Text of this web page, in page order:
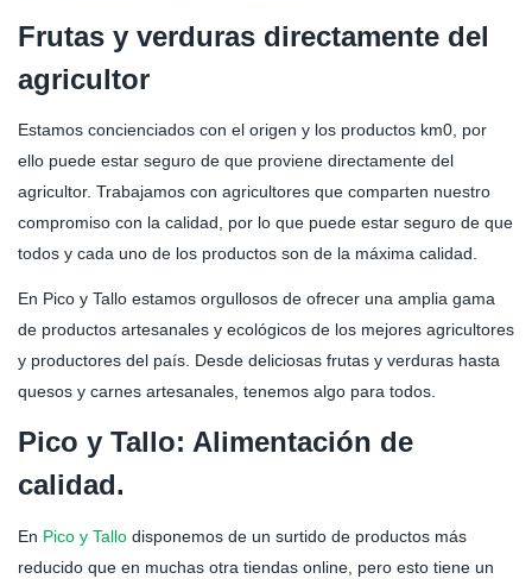
Frutas y verduras directamente del
agricultor
Estamos concienciados con el origen y los productos km0, por
ello puede estar seguro de que proviene directamente del
agricultor. Trabajamos con agricultores que comparten nuestro
compromiso con la calidad, por lo que puede estar seguro de que
todos y cada uno de los productos son de la máxima calidad.
En Pico y Tallo estamos orgullosos de ofrecer una amplia gama
de productos artesanales y ecológicos de los mejores agricultores
y productores del país. Desde deliciosas frutas y verduras hasta
quesos y carnes artesanales, tenemos algo para todos.
Pico y Tallo: Alimentación de
calidad.
En Pico y Tallo disponemos de un surtido de productos más
reducido que en muchas otra tiendas online, pero esto tiene un